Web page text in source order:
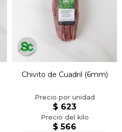
Chivito de Cuadril (6mm)
$ 566
$ 623